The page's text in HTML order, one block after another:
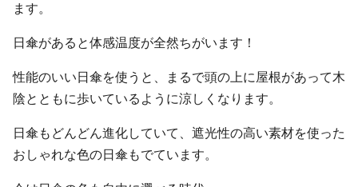
ます。
日傘があると体感温度が全然ちがいます！
性能のいい日傘を使うと、まるで頭の上に屋根があって木
陰とともに歩いているように涼しくなります。
日傘もどんどん進化していて、遮光性の高い素材を使った
おしゃれな色の日傘もでています。